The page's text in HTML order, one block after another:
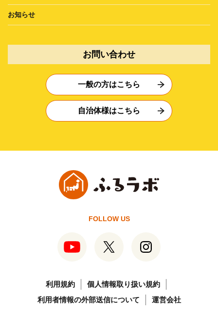
お知らせ
お問い合わせ
一般の方はこちら
自治体様はこちら
FOLLOW US
利用規約
個人情報取り扱い規約
利用者情報の外部送信について
運営会社